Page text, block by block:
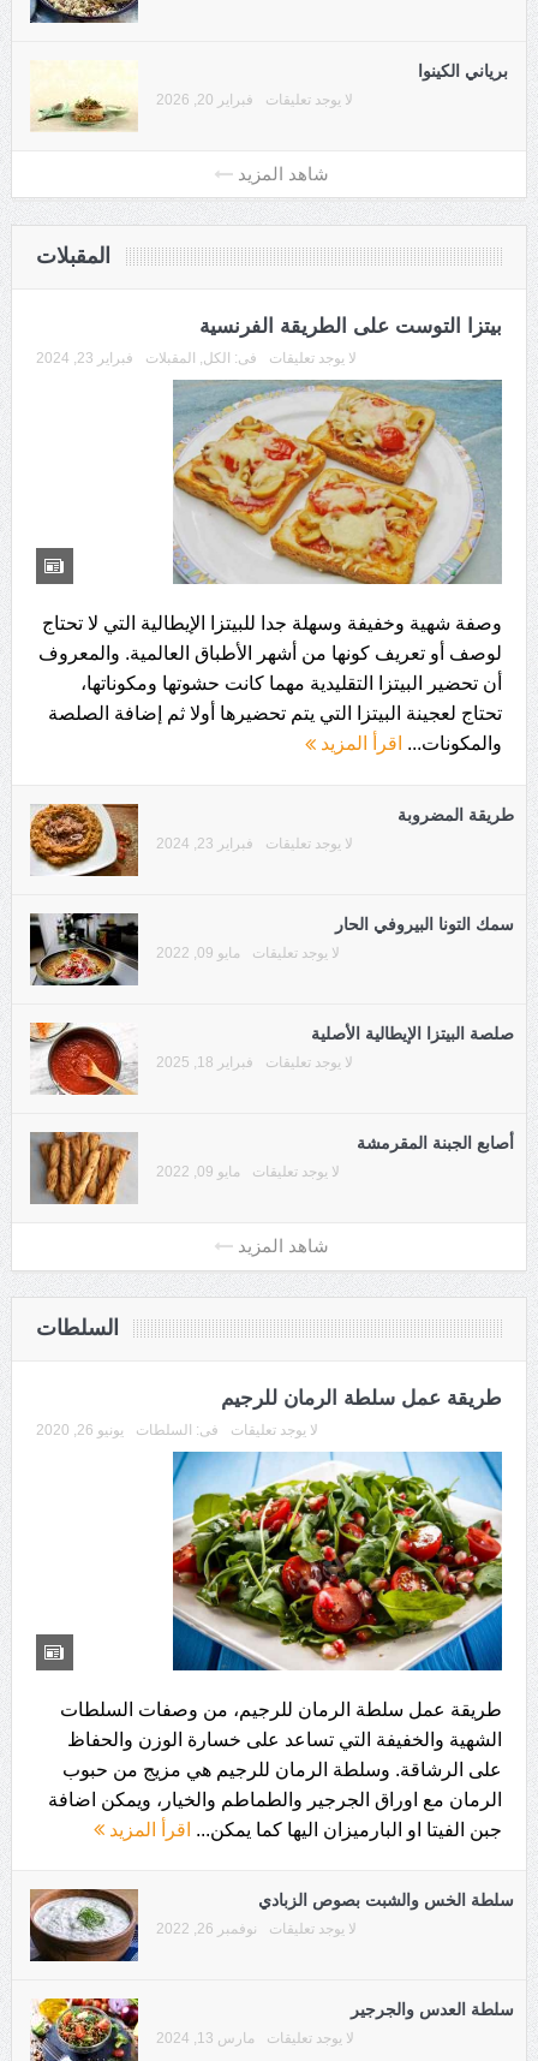
برياني الكينوا
فبراير 20, 2026 لا يوجد تعليقات
المقبلات
بيتزا التوست على الطريقة الفرنسية
فبراير 23, 2024 فى: الكل المقبلات لا يوجد تعليقات
وصفة شهية وخفيفة وسهلة جدا للبيتزا الإيطالية التي لا تحتاج
لوصف أو تعريف ‏كونها من أشهر الأطباق العالمية. والمعروف
أن تحضير البيتزا التقليدية مهما كانت ‏حشوتها ومكوناتها،
تحتاج لعجينة البيتزا التي يتم تحضيرها أولا ثم إضافة ‏الصلصة
والمكونات... اقرأ المزيد
طريقة المضروبة
فبراير 23, 2024 لا يوجد تعليقات
سمك التونا البيروفي الحار
مايو 09, 2022 لا يوجد تعليقات
صلصة البيتزا الإيطالية الأصلية
فبراير 18, 2025 لا يوجد تعليقات
أصابع الجبنة المقرمشة
مايو 09, 2022 لا يوجد تعليقات
السلطات
طريقة عمل سلطة الرمان للرجيم
يونيو 26, 2020 فى: السلطات لا يوجد تعليقات
طريقة عمل سلطة الرمان للرجيم، من وصفات السلطات
الشهية والخفيفة التي تساعد على خسارة الوزن والحفاظ
على الرشاقة. وسلطة الرمان للرجيم هي مزيج من حبوب
الرمان مع اوراق الجرجير والطماطم والخيار، ويمكن اضافة
جبن الفيتا او البارميزان اليها كما يمكن... اقرأ المزيد
سلطة الخس والشبت بصوص الزبادي
نوفمبر 26, 2022 لا يوجد تعليقات
سلطة العدس والجرجير
مارس 13, 2024 لا يوجد تعليقات